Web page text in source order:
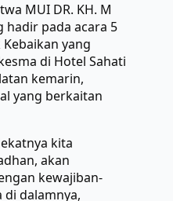
MUI DR. KH. M
hadir pada acara 5
yang
di Hotel Sahati
kemarin,
yang berkaitan
kita
akan
kewajiban-
di dalamnya,